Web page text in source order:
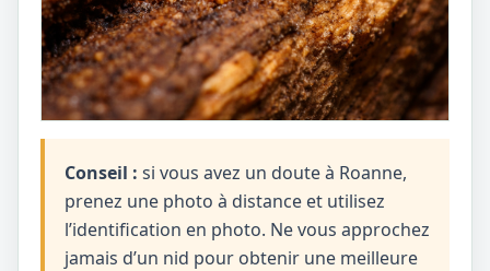
Conseil : si vous avez un doute à Roanne,
prenez une photo à distance et utilisez
l’identification en photo. Ne vous approchez
jamais d’un nid pour obtenir une meilleure